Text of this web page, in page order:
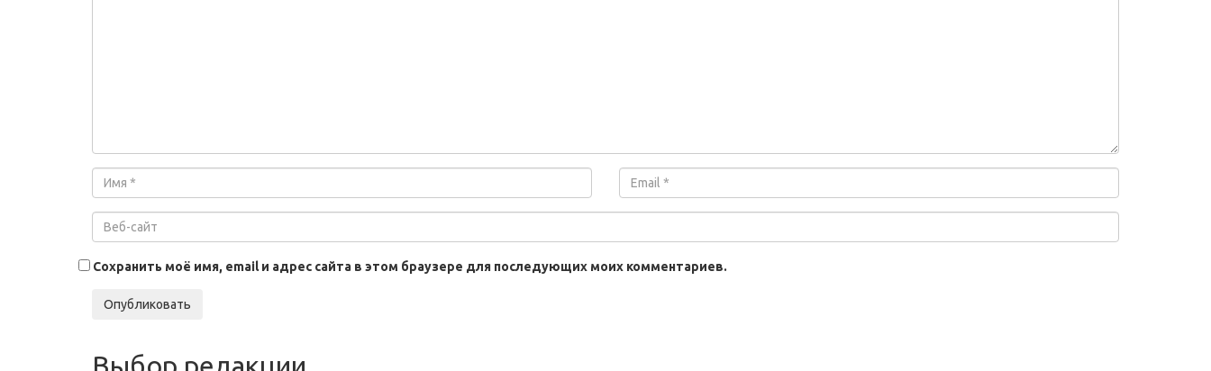
Сохранить моё имя, email и адрес сайта в этом браузере для последующих моих комментариев.
Опубликовать